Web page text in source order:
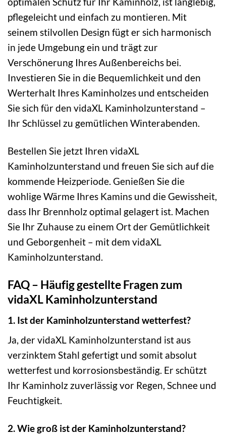
pflegeleicht und einfach zu montieren. Mit
seinem stilvollen Design fügt er sich harmonisch
in jede Umgebung ein und trägt zur
Verschönerung Ihres Außenbereichs bei.
Investieren Sie in die Bequemlichkeit und den
Werterhalt Ihres Kaminholzes und entscheiden
Sie sich für den vidaXL Kaminholzunterstand –
Ihr Schlüssel zu gemütlichen Winterabenden.
Bestellen Sie jetzt Ihren vidaXL
Kaminholzunterstand und freuen Sie sich auf die
kommende Heizperiode. Genießen Sie die
wohlige Wärme Ihres Kamins und die Gewissheit,
dass Ihr Brennholz optimal gelagert ist. Machen
Sie Ihr Zuhause zu einem Ort der Gemütlichkeit
und Geborgenheit – mit dem vidaXL
Kaminholzunterstand.
FAQ – Häufig gestellte Fragen zum
vidaXL Kaminholzunterstand
1. Ist der Kaminholzunterstand wetterfest?
Ja, der vidaXL Kaminholzunterstand ist aus
verzinktem Stahl gefertigt und somit absolut
wetterfest und korrosionsbeständig. Er schützt
Ihr Kaminholz zuverlässig vor Regen, Schnee und
Feuchtigkeit.
2. Wie groß ist der Kaminholzunterstand?